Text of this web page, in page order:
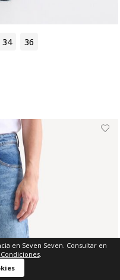
34 36
en Seven Seven. Consultar en
.